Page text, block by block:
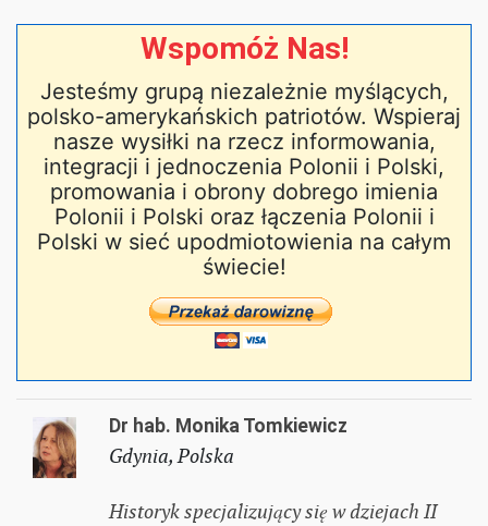
Wspomóż Nas!
Jesteśmy grupą niezależnie myślących,
polsko-amerykańskich patriotów. Wspieraj
nasze wysiłki na rzecz informowania,
integracji i jednoczenia Polonii i Polski,
promowania i obrony dobrego imienia
Polonii i Polski oraz łączenia Polonii i
Polski w sieć upodmiotowienia na całym
świecie!
Dr hab. Monika Tomkiewicz
Gdynia, Polska
Historyk specjalizujący się w dziejach II